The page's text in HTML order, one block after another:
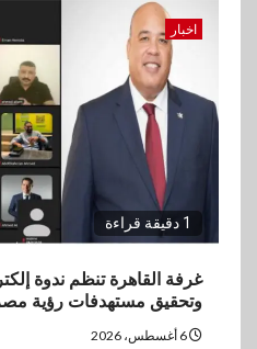
اخبار
1 دقيقة قراءة
غرفة القاهرة تنظم ندوة
وتحقيق مستهدفات رؤية مصر